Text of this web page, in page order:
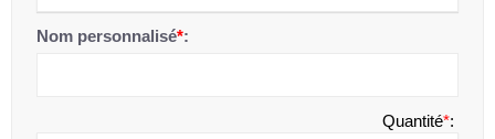
Nom personnalisé*:
Quantité*: